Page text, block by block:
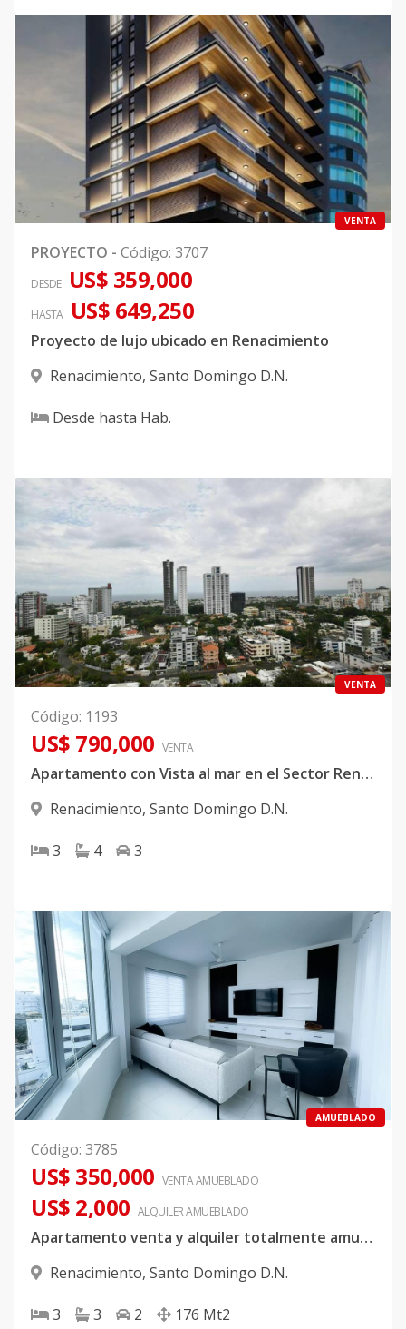
VENTA
PROYECTO - Código: 3707
DESDE US$ 359,000
HASTA US$ 649,250
Proyecto de lujo ubicado en Renacimiento
Renacimiento, Santo Domingo D.N.
Desde hasta Hab.
VENTA
Código: 1193
US$ 790,000 VENTA
Apartamento con Vista al mar en el Sector Renacimiento.
Renacimiento, Santo Domingo D.N.
3 4 3
AMUEBLADO
Código: 3785
US$ 350,000 VENTA AMUEBLADO
US$ 2,000 ALQUILERAMUEBLADO
Apartamento venta y alquiler totalmente amueblado
Renacimiento, Santo Domingo D.N.
3 3 2 176 Mt2